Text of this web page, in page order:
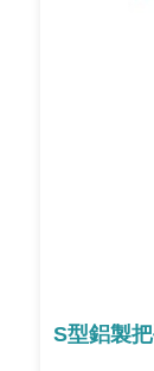
S型鋁製